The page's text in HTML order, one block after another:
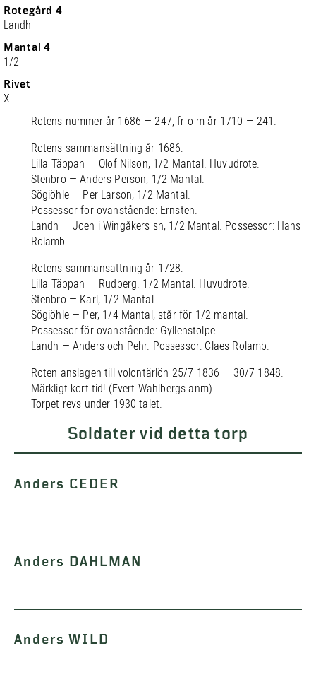
Rotegård 4
Landh
Mantal 4
1/2
Rivet
X
Rotens nummer år 1686 — 247, fr o m år 1710 — 241.
Rotens sammansättning år 1686:
Lilla Täppan — Olof Nilson, 1/2 Mantal. Huvudrote.
Stenbro — Anders Person, 1/2 Mantal.
Sögiöhle — Per Larson, 1/2 Mantal.
Possessor för ovanstående: Ernsten.
Landh — Joen i Wingåkers sn, 1/2 Mantal. Possessor: Hans
Rolamb.
Rotens sammansättning år 1728:
Lilla Täppan — Rudberg. 1/2 Mantal. Huvudrote.
Stenbro — Karl, 1/2 Mantal.
Sögiöhle — Per, 1/4 Mantal, står för 1/2 mantal.
Possessor för ovanstående: Gyllenstolpe.
Landh — Anders och Pehr. Possessor: Claes Rolamb.
Roten anslagen till volontärlön 25/7 1836 — 30/7 1848.
Märkligt kort tid! (Evert Wahlbergs anm).
Torpet revs under 1930-talet.
Soldater vid detta torp
Anders CEDER
Anders DAHLMAN
Anders WILD